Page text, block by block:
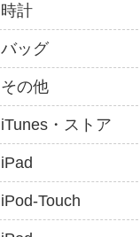
時計
バッグ
その他
iTunes・ストア
iPad
iPod-Touch